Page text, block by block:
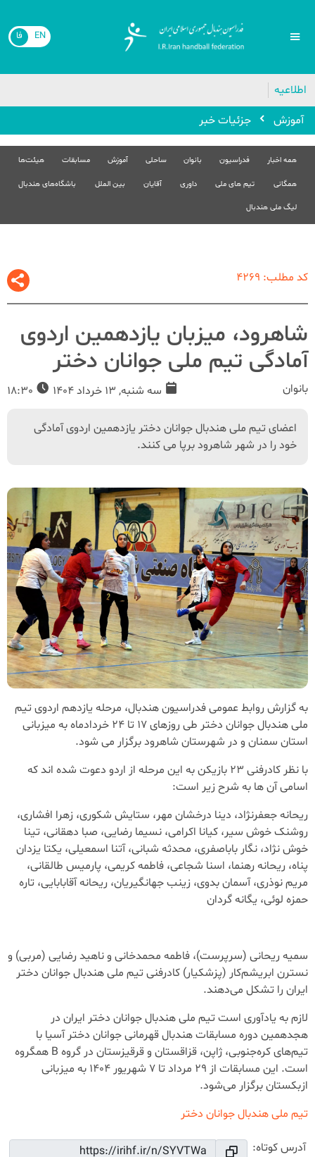
EN فا
اطلاعیه
🔴
آموزش
جزئیات خبر
همه اخبار فدراسیون بانوان ساحلی آموزش مسابقات هیئت‌ها
همگانی تیم های ملی داوری آقایان بین الملل باشگاه‌های هندبال
لیگ ملی هندبال
کد مطلب: 4269
شاهرود، میزبان یازدهمین اردوی
آمادگی تیم ملی جوانان دختر
بانوان سه شنبه, 13 خرداد 1404
اعضای تیم ملی هندبال جوانان دختر یازدهمین اردوی آمادگی
خود را در شهر شاهرود برپا می کنند.
به گزارش روابط عمومی فدراسیون هندبال، مرحله یازدهم اردوی تیم
ملی هندبال جوانان دختر طی روزهای 17 تا 24 خردادماه به میزبانی
استان سمنان و در شهرستان شاهرود برگزار می شود.
با نظر کادرفنی 23 بازیکن به این مرحله از اردو دعوت شده اند که
اسامی آن ها به شرح زیر است:
ریحانه جعفرنژاد، دینا درخشان مهر، ستایش شکوری، زهرا افشاری،
روشنک خوش سیر، کیانا اکرامی، نسیما رضایی، صبا دهقانی، تینا
خوش نژاد، نگار باباصفری، محدثه شبانی، آتنا اسمعیلی، یکتا یزدان
پناه، ریحانه رهنما، اسنا شجاعی، فاطمه کریمی، پارمیس طالقانی،
مریم نوذری، آسمان بدوی، زینب جهانگیریان، ریحانه آقابابایی، تاره
حمزه لوئی، یگانه گردان
سمیه ریحانی (سرپرست)، فاطمه محمدخانی و ناهید رضایی (مربی) و
نسترن ابریشم‌كار (پزشكیار) کادرفنی تیم ملی هندبال جوانان دختر
ایران را تشکل می‌دهند.
لازم به یادآوری است تیم ملی هندبال جوانان دختر ایران در
هجدهمین دوره مسابقات هندبال قهرمانی جوانان دختر آسیا با
تیم‌های کره‌جنوبی، ژاپن، قزاقستان و قرقیزستان در گروه B همگروه
است. این مسابقات از 29 مرداد تا 7 شهریور 1404 به میزبانی
ازبکستان برگزار می‌شود.
تیم ملی هندبال جوانان دختر
آدرس کوتاه: